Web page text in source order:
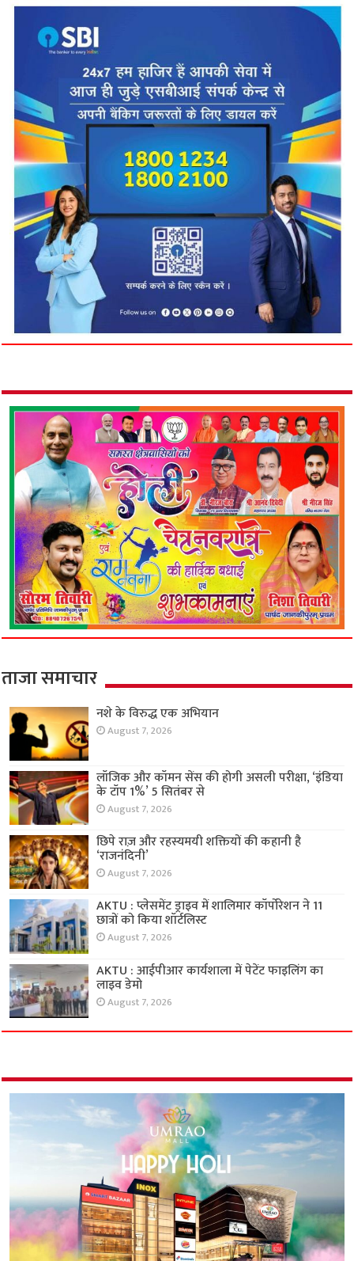
ताजा समाचार
नशे के विरुद्ध एक अभियान
August 7, 2026
लॉजिक और कॉमन सेंस की होगी असली परीक्षा, ‘इंडिया
के टॉप 1%’ 5 सितंबर से
August 7, 2026
छिपे राज़ और रहस्यमयी शक्तियों की कहानी है
‘राजनंदिनी’
August 7, 2026
AKTU : प्लेसमेंट ड्राइव में शालिमार कॉर्पोरेशन ने 11
छात्रों को किया शॉर्टलिस्ट
August 7, 2026
AKTU : आईपीआर कार्यशाला में पेटेंट फाइलिंग का
लाइव डेमो
August 7, 2026